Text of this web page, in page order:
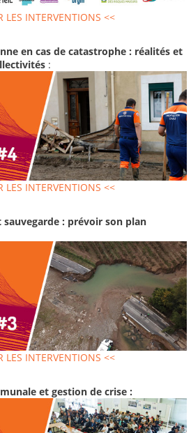
LES INTERVENTIONS <<
en cas de catastrophe : réalités et
:
LES INTERVENTIONS <<
sauvegarde : prévoir son plan
LES INTERVENTIONS <<
et gestion de crise :